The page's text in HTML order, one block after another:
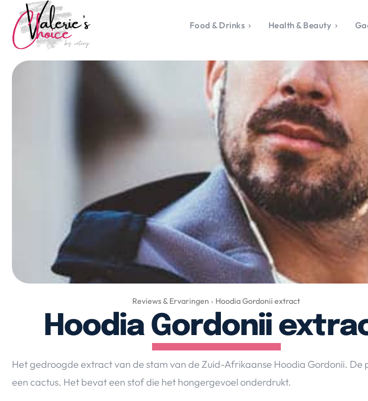
Travel & Culture
Food & Drinks
Happyness & Opmerkelijk
Lifestyle, Sport &
Duurzaamheid
Gadgets & Tech
Top 5 van Valerie
Health & Beauty
Huis & Tuin
Nieuws & Media
Over Valerie
De Top 5
Contact
Food & Drinks Health & Beauty
Reviews & Ervaringen Hoodia Gordonii extract
Hoodia Gordonii
Het gedroogde extract van de stam van de Zuid-Afrikaanse Hoodia Gordonii. De
een cactus. Het bevat een stof die het hongergevoel onderdrukt.